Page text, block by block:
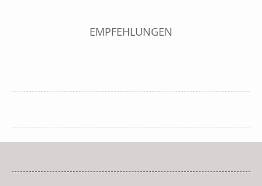
EMPFEHLUNGEN